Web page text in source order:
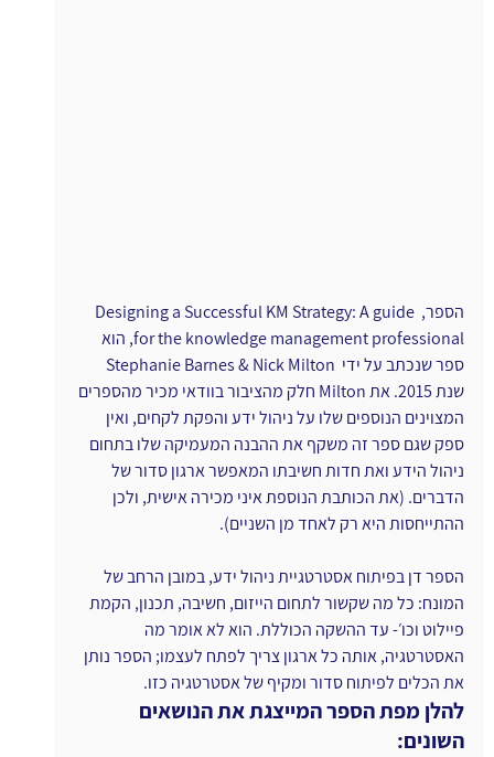
הספר, Designing a Successful KM Strategy: A guide
for the knowledge management professional, הוא
שנת 2015. את Milton חלק מהציבור בוודאי מכיר מהספרים
המצוינים הנוספים שלו על ניהול ידע והפקת לקחים, ואין
ספק שגם ספר זה משקף את ההבנה המעמיקה שלו בתחום
ניהול הידע ואת חדות חשיבתו המאפשר ארגון סדור של
הדברים. (את הכותבת הנוספת איני מכירה אישית, ולכן
ההתייחסות היא רק לאחד מן השניים).
הספר דן בפיתוח אסטרטגיית ניהול ידע, במובן הרחב של
המונח: כל מה שקשור לתחום הייזום, חשיבה, תכנון, הקמת
פיילוט וכו׳- עד ההשקה הכוללת. הוא לא אומר מה
האסטרטגיה, אותה כל ארגון צריך לפתח לעצמו; הספר נותן
את הכלים לפיתוח סדור ומקיף של אסטרטגיה כזו.
להלן מפת הספר המייצגת את הנושאים
השונים: